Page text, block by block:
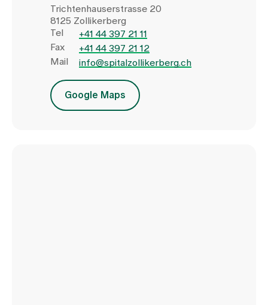
Trichtenhauserstrasse 20
8125 Zollikerberg
Tel
+41 44 397 21 11
Fax
+41 44 397 21 12
Mail
info@spitalzollikerberg.ch
Google Maps